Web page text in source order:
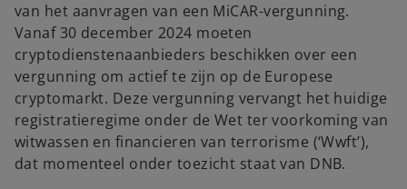
van het aanvragen van een MiCAR-vergunning.
Vanaf 30 december 2024 moeten
cryptodienstenaanbieders beschikken over een
vergunning om actief te zijn op de Europese
cryptomarkt. Deze vergunning vervangt het huidige
registratieregime onder de Wet ter voorkoming van
witwassen en financieren van terrorisme (‘Wwft’),
dat momenteel onder toezicht staat van DNB.